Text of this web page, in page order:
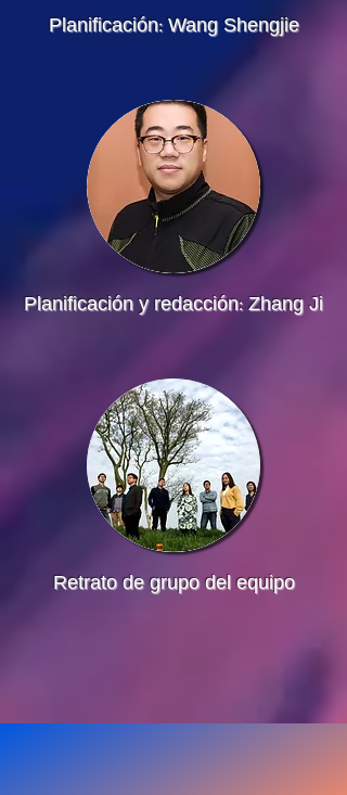
Planificación: Wang Shengjie
​Planificación y redacción: Zhang Ji
​Retrato de grupo del equipo